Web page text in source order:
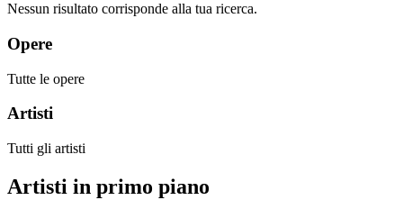
Nessun risultato corrisponde alla tua ricerca.
Opere
Tutte le opere
Artisti
Tutti gli artisti
Artisti in primo piano